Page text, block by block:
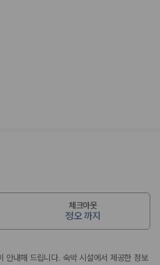
체크아웃
정오 까지
안내해 드립니다. 숙박 시설에서 제공한 정보